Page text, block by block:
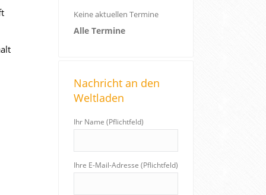
Keine aktuellen Termine
Alle Termine
Nachricht an den
Weltladen
Ihr Name (Pflichtfeld)
Ihre E-Mail-Adresse (Pflichtfeld)